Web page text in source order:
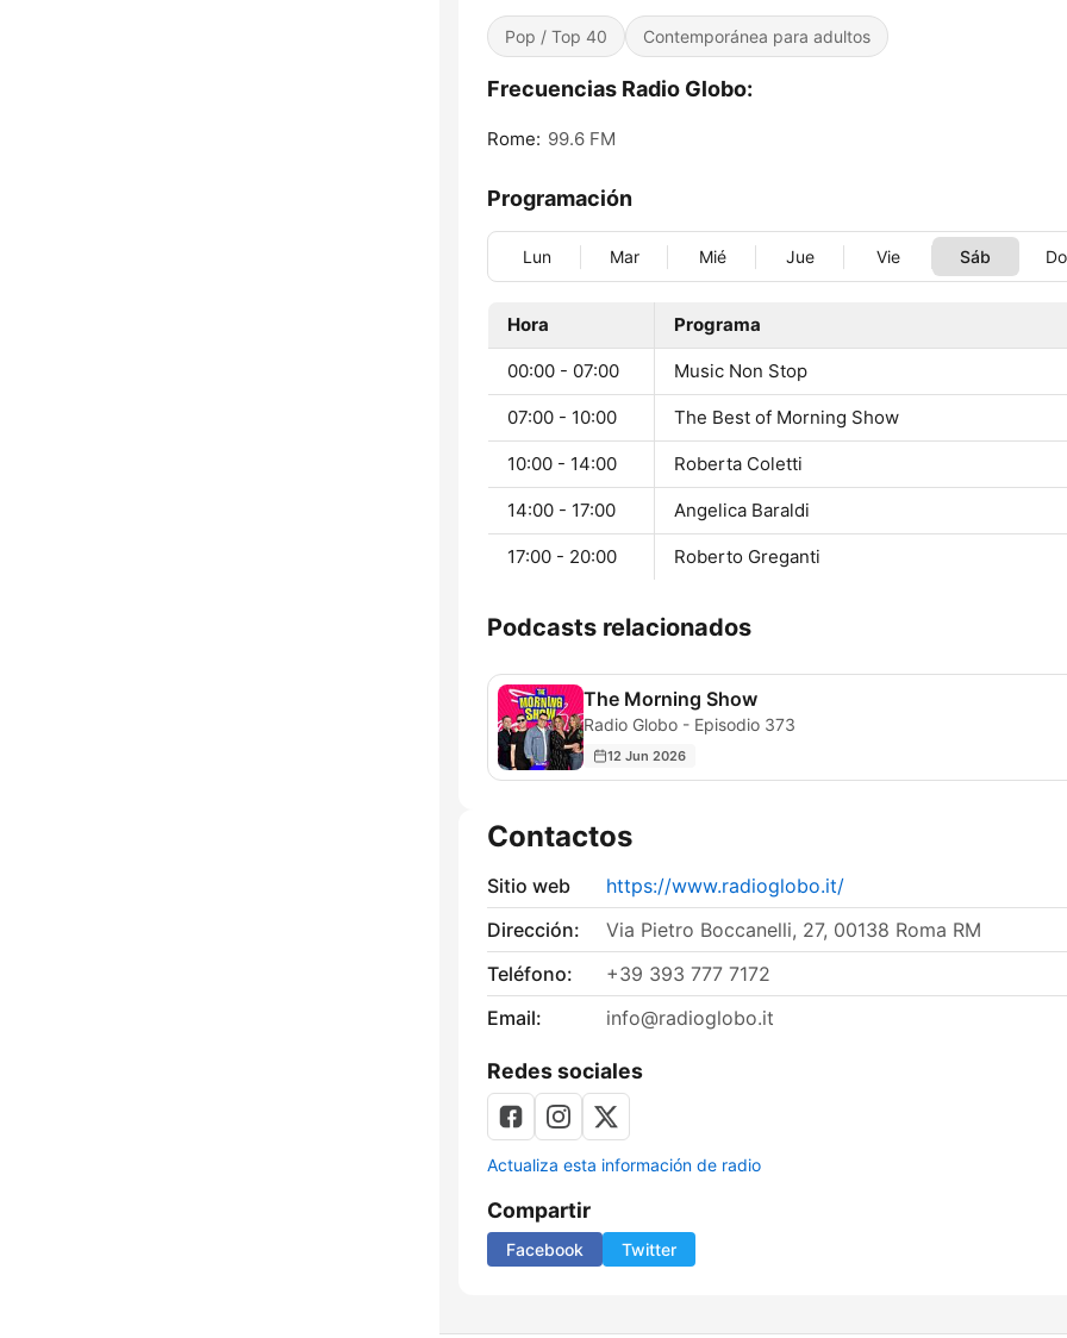
Pop / Top 40 Contemporánea para adultos
Frecuencias Radio Globo:
Rome: 99.6 FM
Programación
Lun Mar Mié Jue Vie Sáb
Hora Programa
00:00 - 07:00 Music Non Stop
07:00 - 10:00 The Best of Morning Show
10:00 - 14:00 Roberta Coletti
14:00 - 17:00 Angelica Baraldi
17:00 - 20:00 Roberto Greganti
Podcasts relacionados
The Morning Show
Radio Globo - Episodio 373
12 Jun 2026
Contactos
Sitio web
https://www.radioglobo.it/
Dirección:
Via Pietro Boccanelli, 27, 00138 Roma RM
Teléfono:
+39 393 777 7172
Email:
info@radioglobo.it
Redes sociales
Actualiza esta información de radio
Compartir
Facebook Twitter